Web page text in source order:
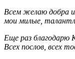
Всем желаю добра и
мои милые,
Еще раз благодарю
Всех послов, всех